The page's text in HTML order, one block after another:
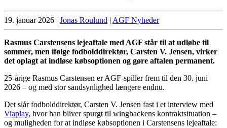
19. januar 2026 | Jonas Roulund | AGF Nyheder
Rasmus Carstensens lejeaftale med AGF står til at udløbe til
sommer, men ifølge fodbolddirektør, Carsten V. Jensen, virker
det oplagt at indløse købsoptionen og gøre aftalen permanent.
25-årige Rasmus Carstensen er AGF-spiller frem til den 30. juni
2026 – og med stor sandsynlighed længere endnu.
Det slår fodbolddirektør, Carsten V. Jensen fast i et interview med
Viaplay, hvor han bliver spurgt til wingbackens kontraktsituation –
og muligheden for at indløse købsoptionen i Carstensens lejeaftale: